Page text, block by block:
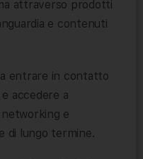
attraverso prodotti
e contenuti
entrare in contatto
accedere a
e
di lungo termine.